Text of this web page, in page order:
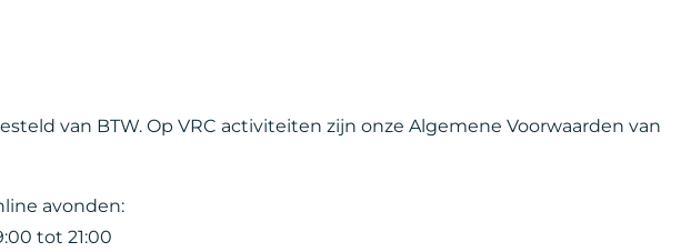
van BTW. Op VRC activiteiten zijn onze Algemene Voorwaarden van
avonden:
tot 21:00